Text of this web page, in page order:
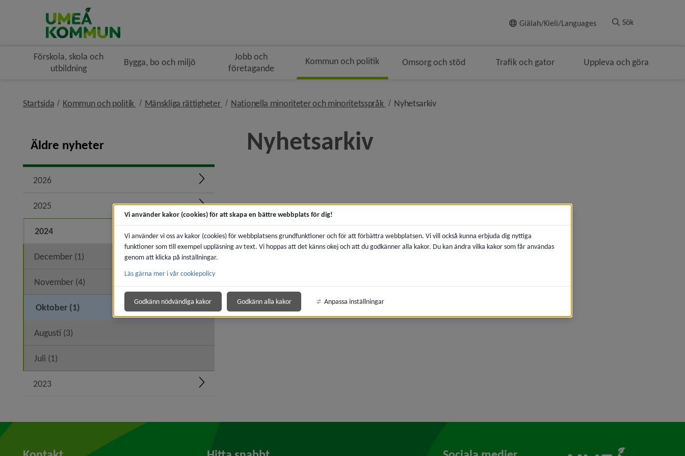
Giälah/Kieli/Languages Sök
Förskola, skola och
utbildning
Bygga, bo och miljö
Jobb och
företagande
Kommun och politik Omsorg och stöd Trafik och gator Uppleva och göra
Startsida Kommun och politik nivå i brödsmulenavigeringen
Mänskliga rättigheter nivå i brödsmulenavigeringen
Nationella minoriteter och minoritetsspråk nivå i brödsmulenavigeringen
Nyhetsarkivnivå i brödsmulenavigeringen
Äldre nyheter
2026 Expandera
2025 Expandera
2024 Expandera
December (1)
November (4)
Oktober (1)
Augusti (3)
Juli (1)
2023 Expandera
Nyhetsarkiv
Vi använder kakor (cookies) för att skapa en bättre webbplats för dig!
Vi använder vi oss av kakor (cookies) för webbplatsens grundfunktioner och för att förbättra webbplatsen. Vi vill också kunna erbjuda dig nyttiga
funktioner som till exempel uppläsning av text. Vi hoppas att det känns okej och att du godkänner alla kakor. Du kan ändra vilka kakor som får användas
genom att klicka på inställningar.
Läs gärna mer i vår cookiepolicy
Godkänn nödvändiga kakor Godkänn alla kakor Anpassa inställningar